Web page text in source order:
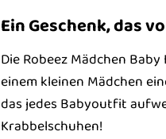
Ein Geschenk, das
Die Robeez Mädchen
einem kleinen Mädchen
das jedes Babyoutfit
Krabbelschuhen!